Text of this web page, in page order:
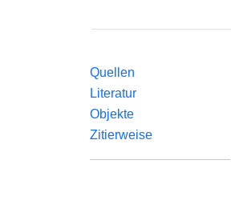
Quellen
Literatur
Objekte
Zitierweise